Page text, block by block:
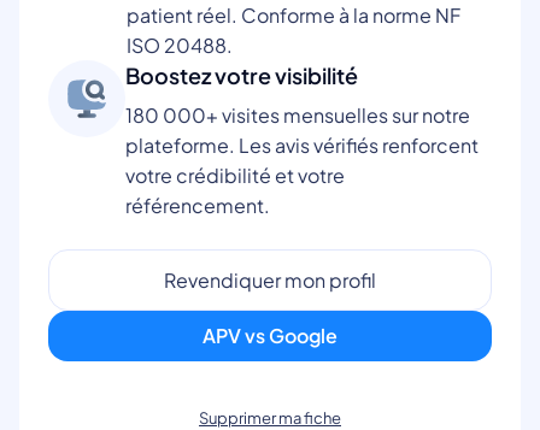
patient réel. Conforme à la norme NF
ISO 20488.
Boostez votre visibilité
180 000+ visites mensuelles sur notre
plateforme. Les avis vérifiés renforcent
votre crédibilité et votre
référencement.
Revendiquer mon profil
APV vs Google
Supprimer ma fiche